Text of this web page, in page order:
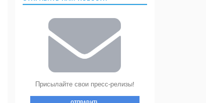
Присылайте свои пресс-релизы!